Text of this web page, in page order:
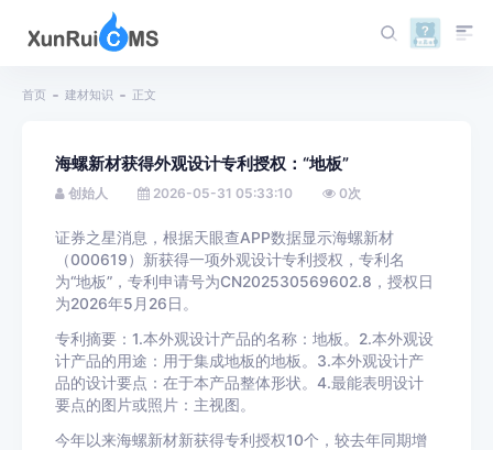
首页 建材知识 正文
海螺新材获得外观设计专利授权：“地板”
创始人 2026-05-31 05:33:10 0次
证券之星消息，根据天眼查APP数据显示海螺新材
（000619）新获得一项外观设计专利授权，专利名
为“地板”，专利申请号为CN202530569602.8，授权日
为2026年5月26日。
专利摘要：1.本外观设计产品的名称：地板。2.本外观设
计产品的用途：用于集成地板的地板。3.本外观设计产
品的设计要点：在于本产品整体形状。4.最能表明设计
要点的图片或照片：主视图。
今年以来海螺新材新获得专利授权10个，较去年同期增